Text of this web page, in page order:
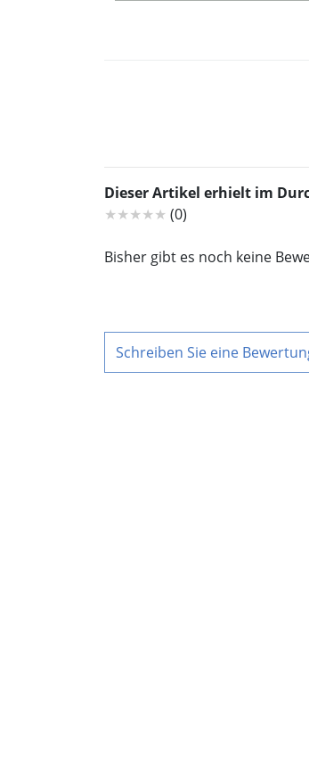
Dieser Artikel erhielt im
★★★★★ (0)
Bisher gibt es noch keine
Schreiben Sie eine